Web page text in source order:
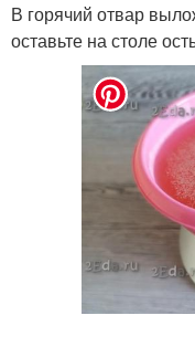
В горячий отвар
оставьте на столе